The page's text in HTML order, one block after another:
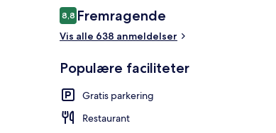
Anmeldelser
8,88,8 ud af 10.
Fremragende
Vis alle 638 anmeldelser
Populære faciliteter
Gratis parkering
Restaurant